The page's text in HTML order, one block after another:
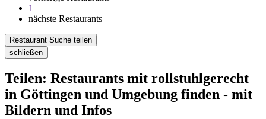
1
nächste Restaurants
Restaurant Suche teilen
schließen
Teilen: Restaurants mit rollstuhlgerecht
in Göttingen und Umgebung finden - mit
Bildern und Infos